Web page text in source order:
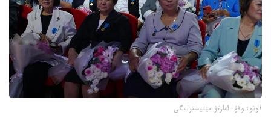
فوتو: وقۋ-اعارتۋ مينيسترلىگى